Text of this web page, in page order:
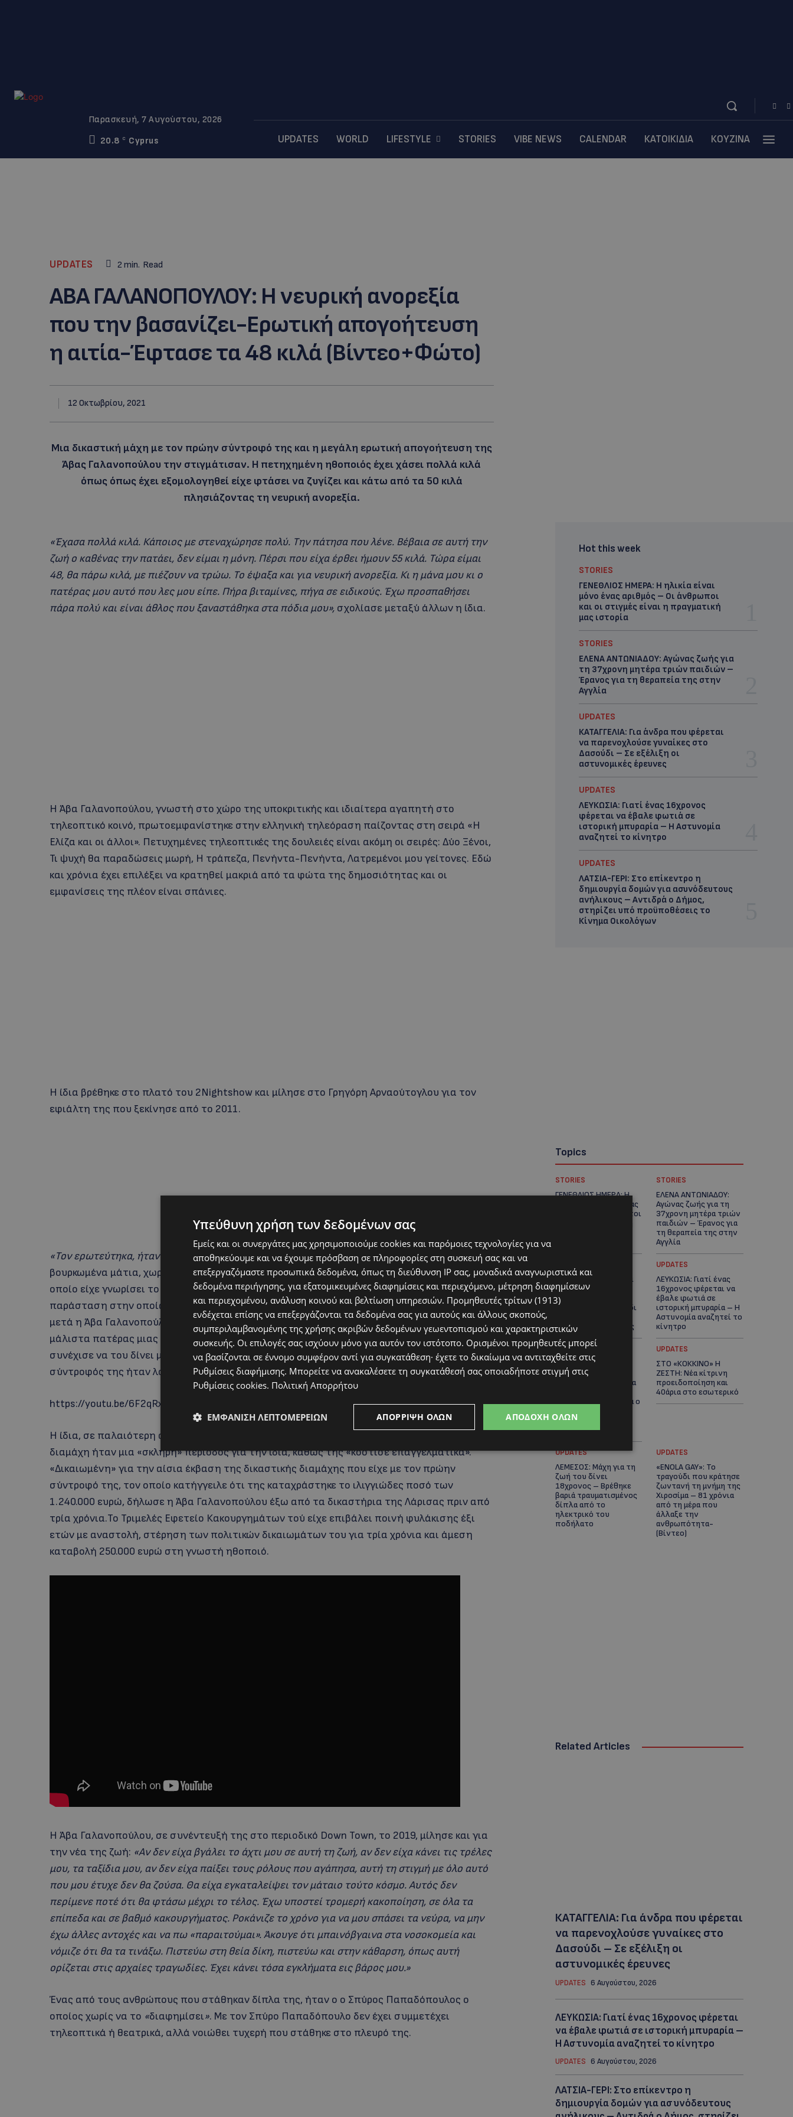
Παρασκευή, 7 Αυγούστου, 2026
20.8
C Cyprus UPDATES WORLD LIFESTYLE STORIES VIBE NEWS CALENDAR ΚΑΤΟΙΚΙΔΙΑ ΚΟΥΖΙΝΑ
UPDATES 2 min. Read
ABA ΓΑΛΑΝΟΠΟΥΛΟΥ: Η νευρική ανορεξία
που την βασανίζει-Ερωτική απογοήτευση
η αιτία-Έφτασε τα 48 κιλά (Βίντεο+Φώτο)
12 Οκτωβρίου, 2021
Μια δικαστική μάχη με τον πρώην σύντροφό της και η μεγάλη ερωτική απογοήτευση της
Άβας Γαλανοπούλου την στιγμάτισαν. Η πετηχημένη ηθοποιός έχει χάσει πολλά κιλά
όπως όπως έχει εξομολογηθεί είχε φτάσει να ζυγίζει και κάτω από τα 50 κιλά
πλησιάζοντας τη νευρική ανορεξία.
«Έχασα πολλά κιλά. Κάποιος με στεναχώρησε πολύ. Την πάτησα που λένε. Βέβαια σε αυτή την
ζωή ο καθένας την πατάει, δεν είμαι η μόνη. Πέρσι που είχα έρθει ήμουν 55 κιλά. Τώρα είμαι
48, θα πάρω κιλά, με πιέζουν να τρώω. Το έψαξα και για νευρική ανορεξία. Κι η μάνα μου κι ο
πατέρας μου αυτό που λες μου είπε. Πήρα βιταμίνες, πήγα σε ειδικούς. Έχω προσπαθήσει
πάρα πολύ και είναι άθλος που ξαναστάθηκα στα πόδια μου», σχολίασε μεταξύ άλλων η ίδια.
Η Άβα Γαλανοπούλου, γνωστή στο χώρο της υποκριτικής και ιδιαίτερα αγαπητή στο
τηλεοπτικό κοινό, πρωτοεμφανίστηκε στην ελληνική τηλεόραση παίζοντας στη σειρά «Η
Ελίζα και οι άλλοι». Πετυχημένες τηλεοπτικές της δουλειές είναι ακόμη οι σειρές: Δύο Ξένοι,
Τι ψυχή θα παραδώσεις μωρή, Η τράπεζα, Πενήντα-Πενήντα, Λατρεμένοι μου γείτονες. Εδώ
και χρόνια έχει επιλέξει να κρατηθεί μακριά από τα φώτα της δημοσιότητας και οι
εμφανίσεις της πλέον είναι σπάνιες.
Η ίδια βρέθηκε στο πλατό του 2Nightshow και μίλησε στο Γρηγόρη Αρναούτογλου για τον
εφιάλτη της που ξεκίνησε από το 2011.
«Τον ερωτεύτηκα, ήταν ο άνθρωπός μου, τον εμπιστεύτηκα απόλυτα…»είχε πει με
βουρκωμένα μάτια, χωρίς να κοιτάζει τον κατηγορούμενο που καθόταν στο εδώλιο, τον
οποίο είχε γνωρίσει το 2006 όταν εκείνος πήγε να παρακολουθήσει μια θεατρική
παράσταση στην οποία πρωταγωνιστούσε. Οι δυο τους έγιναν ζευγάρι, αλλά έξι μήνες
μετά η Άβα Γαλανοπούλου ανακάλυψε ότι εκείνος ήταν παντρεμένος με άλλη γυναίκα και
μάλιστα πατέρας μιας κόρης! Παρόλα αυτά, έχοντας εμπιστοσύνη στο πρόσωπό του,
συνέχισε να του δίνει μεγάλα χρηματικά ποσά για να τα επενδύσει, καθώς νόμιζε ότι ο
σύντροφός της ήταν λογιστής με εμπειρία στις επενδύσεις.
https://youtu.be/6F2qRxuB3sQ
Η ίδια, σε παλαιότερη συνέντευξή της στο Γρηγόρη Αρναούτογλου, δήλωσε ότι η δικαστική
διαμάχη ήταν μια «σκληρή» περίοδος για την ίδια, καθώς τής «κόστισε επαγγελματικά».
«Δικαιωμένη» για την αίσια έκβαση της δικαστικής διαμάχης που είχε με τον πρώην
σύντροφό της, τον οποίο κατήγγειλε ότι της καταχράστηκε το ιλιγγιώδες ποσό των
1.240.000 ευρώ, δήλωσε η Άβα Γαλανοπούλου έξω από τα δικαστήρια της Λάρισας πριν από
τρία χρόνια.Το Τριμελές Εφετείο Κακουργημάτων τού είχε επιβάλει ποινή φυλάκισης έξι
ετών με αναστολή, στέρηση των πολιτικών δικαιωμάτων του για τρία χρόνια και άμεση
καταβολή 250.000 ευρώ στη γνωστή ηθοποιό.
Η Άβα Γαλανοπούλου, σε συνέντευξή της στο περιοδικό Down Town, το 2019, μίλησε και για
την νέα της ζωή: «Αν δεν είχα βγάλει το άχτι μου σε αυτή τη ζωή, αν δεν είχα κάνει τις τρέλες
μου, τα ταξίδια μου, αν δεν είχα παίξει τους ρόλους που αγάπησα, αυτή τη στιγμή με όλο αυτό
που μου έτυχε δεν θα ζούσα. Θα είχα εγκαταλείψει τον μάταιο τούτο κόσμο. Αυτός δεν
περίμενε ποτέ ότι θα φτάσω μέχρι το τέλος. Έχω υποστεί τρομερή κακοποίηση, σε όλα τα
επίπεδα και σε βαθμό κακουργήματος. Ροκάνιζε το χρόνο για να μου σπάσει τα νεύρα, να μην
έχω άλλες αντοχές και να πω «παραιτούμαι». Άκουγε ότι μπαινόβγαινα στα νοσοκομεία και
νόμιζε ότι θα τα τινάξω. Πιστεύω στη θεία δίκη, πιστεύω και στην κάθαρση, όπως αυτή
ορίζεται στις αρχαίες τραγωδίες. Έχει κάνει τόσα εγκλήματα εις βάρος μου.»
Ένας από τους ανθρώπους που στάθηκαν δίπλα της, ήταν ο ο Σπύρος Παπαδόπουλος ο
οποίος χωρίς να το «διαφημίσει». Με τον Σπύρο Παπαδόπουλο δεν έχει συμμετέχει
τηλεοπτικά ή θεατρικά, αλλά νοιώθει τυχερή που στάθηκε στο πλευρό της.
Hot this week
STORIES
ΓΕΝΕΘΛΙΟΣ ΗΜΕΡΑ: Η ηλικία είναι
μόνο ένας αριθμός – Οι άνθρωποι
και οι στιγμές είναι η πραγματική
μας ιστορία
STORIES
ΕΛΕΝΑ ΑΝΤΩΝΙΑΔΟΥ: Αγώνας ζωής για
τη 37χρονη μητέρα τριών παιδιών –
Έρανος για τη θεραπεία της στην
Αγγλία
UPDATES
ΚΑΤΑΓΓΕΛΙΑ: Για άνδρα που φέρεται
να παρενοχλούσε γυναίκες στο
Δασούδι – Σε εξέλιξη οι
αστυνομικές έρευνες
UPDATES
ΛΕΥΚΩΣΙΑ: Γιατί ένας 16χρονος
φέρεται να έβαλε φωτιά σε
ιστορική μπυραρία – Η Αστυνομία
αναζητεί το κίνητρο
UPDATES
ΛΑΤΣΙΑ-ΓΕΡΙ: Στο επίκεντρο η
δημιουργία δομών για ασυνόδευτους
ανήλικους – Αντιδρά ο Δήμος,
στηρίζει υπό προϋποθέσεις το
Κίνημα Οικολόγων
Topics
STORIES
ΓΕΝΕΘΛΙΟΣ ΗΜΕΡΑ: Η
ηλικία είναι μόνο ένας
αριθμός – Οι άνθρωποι
STORIES
ΕΛΕΝΑ ΑΝΤΩΝΙΑΔΟΥ:
Αγώνας ζωής για τη
37χρονη μητέρα τριών
παιδιών – Έρανος για
τη θεραπεία της στην
Αγγλία
ΚΑΤΑΓΓΕΛΙΑ: Για άνδρα
που φέρεται να
παρενοχλούσε
γυναίκες στο Δασούδι
αστυνομικές έρευνες
UPDATES
ΛΕΥΚΩΣΙΑ: Γιατί ένας
16χρονος φέρεται να
έβαλε φωτιά σε
ιστορική μπυραρία – Η
Αστυνομία αναζητεί το
κίνητρο
UPDATES
ΛΑΤΣΙΑ-ΓΕΡΙ: Στο
επίκεντρο η
δημιουργία δομών για
ανήλικους – Αντιδρά ο
προϋποθέσεις το
Κίνημα Οικολόγων
UPDATES
ΣΤΟ «ΚΟΚΚΙΝΟ» Η
ΖΕΣΤΗ: Νέα κίτρινη
προειδοποίηση και
40άρια στο εσωτερικό
UPDATES
ΛΕΜΕΣΟΣ: Μάχη για τη
ζωή του δίνει
18χρονος – Βρέθηκε
βαριά τραυματισμένος
δίπλα από το
ηλεκτρικό του
ποδήλατο
UPDATES
«ENOLA GAY»: Το
τραγούδι που κράτησε
ζωντανή τη μνήμη της
Χιροσίμα – 81 χρόνια
από τη μέρα που
άλλαξε την
ανθρωπότητα-
(Bίντεο)
Related Articles
ΚΑΤΑΓΓΕΛΙΑ: Για άνδρα που φέρεται
να παρενοχλούσε γυναίκες στο
Δασούδι – Σε εξέλιξη οι
αστυνομικές έρευνες
UPDATES 6 Αυγούστου, 2026
ΛΕΥΚΩΣΙΑ: Γιατί ένας 16χρονος φέρεται
να έβαλε φωτιά σε ιστορική μπυραρία –
Η Αστυνομία αναζητεί το κίνητρο
UPDATES 6 Αυγούστου, 2026
ΛΑΤΣΙΑ-ΓΕΡΙ: Στο επίκεντρο η
δημιουργία δομών για ασυνόδευτους
Υπεύθυνη χρήση των δεδομένων σας
Εμείς και οι συνεργάτες μας χρησιμοποιούμε cookies και παρόμοιες τεχνολογίες για να
αποθηκεύουμε και να έχουμε πρόσβαση σε πληροφορίες στη συσκευή σας και να
επεξεργαζόμαστε προσωπικά δεδομένα, όπως τη διεύθυνση IP σας, μοναδικά αναγνωριστικά και
δεδομένα περιήγησης, για εξατομικευμένες διαφημίσεις και περιεχόμενο, μέτρηση διαφημίσεων
και περιεχομένου, ανάλυση κοινού και βελτίωση υπηρεσιών. Προμηθευτές τρίτων (1913)
ενδέχεται επίσης να επεξεργάζονται τα δεδομένα σας για αυτούς και άλλους σκοπούς,
συμπεριλαμβανομένης της χρήσης ακριβών δεδομένων γεωεντοπισμού και χαρακτηριστικών
συσκευής. Οι επιλογές σας ισχύουν μόνο για αυτόν τον ιστότοπο. Ορισμένοι προμηθευτές μπορεί
να βασίζονται σε έννομο συμφέρον αντί για συγκατάθεση· έχετε το δικαίωμα να αντιταχθείτε στις
Ρυθμίσεις διαφήμισης. Μπορείτε να ανακαλέσετε τη συγκατάθεσή σας οποιαδήποτε στιγμή στις
Ρυθμίσεις cookies. Πολιτική Απορρήτου
ΑΠΟΔΟΧΉ ΌΛΩΝ
ΑΠΌΡΡΙΨΗ ΌΛΩΝ
ΕΜΦΆΝΙΣΗ ΛΕΠΤΟΜΕΡΕΙΏΝ